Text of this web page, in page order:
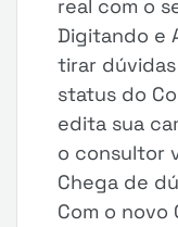
real com o
Digitando e
tirar
status do
edita sua
o consultor
Chega de
Com o